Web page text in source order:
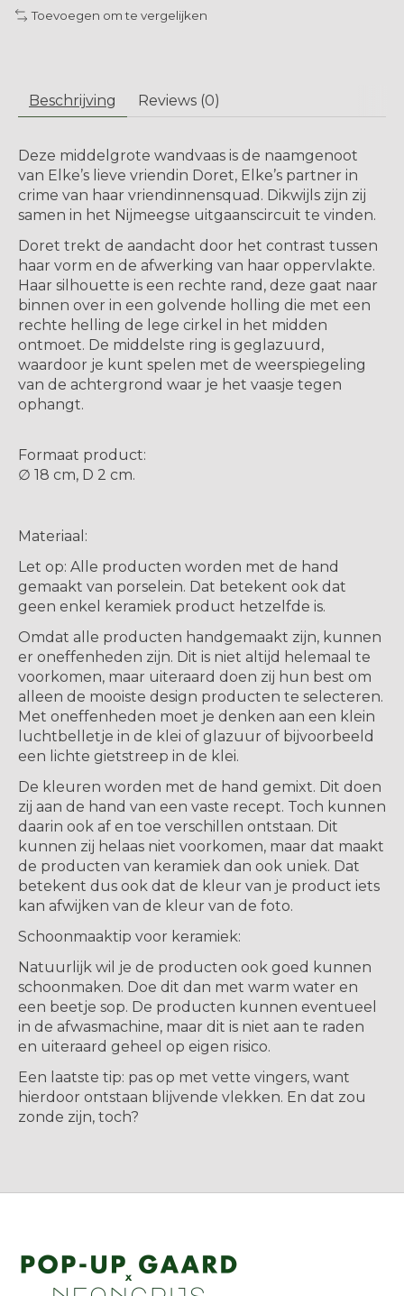
Toevoegen om te vergelijken
Beschrijving Reviews (0)
Deze middelgrote wandvaas is de naamgenoot
van Elke’s lieve vriendin Doret, Elke’s partner in
crime van haar vriendinnensquad. Dikwijls zijn zij
samen in het Nijmeegse uitgaanscircuit te vinden.
Doret trekt de aandacht door het contrast tussen
haar vorm en de afwerking van haar oppervlakte.
Haar silhouette is een rechte rand, deze gaat naar
binnen over in een golvende holling die met een
rechte helling de lege cirkel in het midden
ontmoet. De middelste ring is geglazuurd,
waardoor je kunt spelen met de weerspiegeling
van de achtergrond waar je het vaasje tegen
ophangt.
Formaat product:
∅ 18 cm, D 2 cm.
Materiaal:
Let op: Alle producten worden met de hand
gemaakt van porselein. Dat betekent ook dat
geen enkel keramiek product hetzelfde is.
Omdat alle producten handgemaakt zijn, kunnen
er oneffenheden zijn. Dit is niet altijd helemaal te
voorkomen, maar uiteraard doen zij hun best om
alleen de mooiste design producten te selecteren.
Met oneffenheden moet je denken aan een klein
luchtbelletje in de klei of glazuur of bijvoorbeeld
een lichte gietstreep in de klei.
De kleuren worden met de hand gemixt. Dit doen
zij aan de hand van een vaste recept. Toch kunnen
daarin ook af en toe verschillen ontstaan. Dit
kunnen zij helaas niet voorkomen, maar dat maakt
de producten van keramiek dan ook uniek. Dat
betekent dus ook dat de kleur van je product iets
kan afwijken van de kleur van de foto.
Schoonmaaktip voor keramiek:
Natuurlijk wil je de producten ook goed kunnen
schoonmaken. Doe dit dan met warm water en
een beetje sop. De producten kunnen eventueel
in de afwasmachine, maar dit is niet aan te raden
en uiteraard geheel op eigen risico.
Een laatste tip: pas op met vette vingers, want
hierdoor ontstaan blijvende vlekken. En dat zou
zonde zijn, toch?